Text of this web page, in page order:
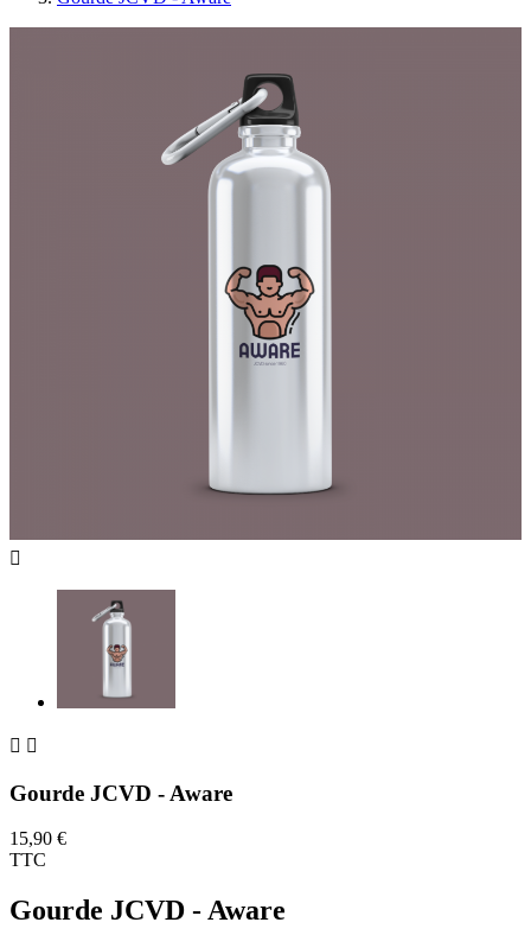

 
Gourde JCVD - Aware
15,90 €
TTC
Gourde JCVD - Aware